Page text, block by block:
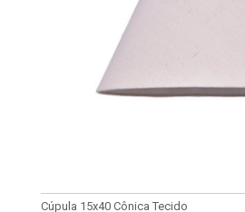
Cúpula 15x40 Cônica Tecido